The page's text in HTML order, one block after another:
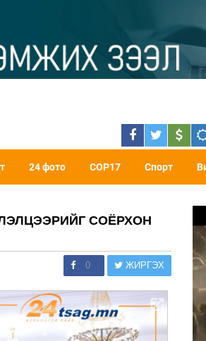
24 фото COP17 Спорт
СОЁРХОН
0 ЖИРГЭХ